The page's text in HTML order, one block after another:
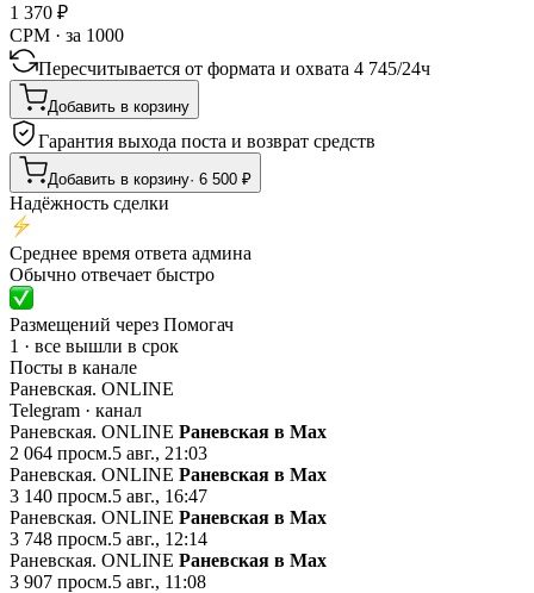
1 370 ₽
CPM · за 1000
Пересчитывается от формата и охвата 4 745/24ч
Добавить в корзину
Гарантия выхода поста и возврат средств
Добавить в корзину· 6 500 ₽
Надёжность сделки
Среднее время ответа админа
Обычно отвечает быстро
Размещений через Помогач
1 · все вышли в срок
Посты в канале
Раневская. ONLINE
Telegram · канал
Раневская. ONLINE Раневская в Мах
2 064 просм.5 авг., 21:03
Раневская. ONLINE Раневская в Мах
3 140 просм.5 авг., 16:47
Раневская. ONLINE Раневская в Мах
3 748 просм.5 авг., 12:14
Раневская. ONLINE Раневская в Мах
3 907 просм.5 авг., 11:08